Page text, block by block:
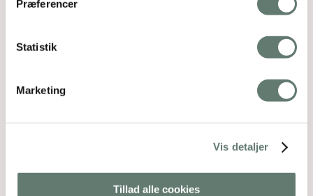
Præferencer
Statistik
Marketing
Vis detaljer
Tillad alle cookies